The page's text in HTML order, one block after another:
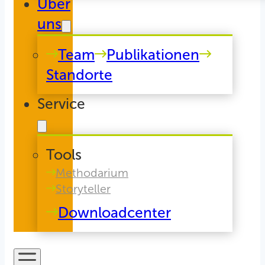
Über
uns
Team
Publikationen
Standorte
Service
Tools
Methodarium
Storyteller
Downloadcenter